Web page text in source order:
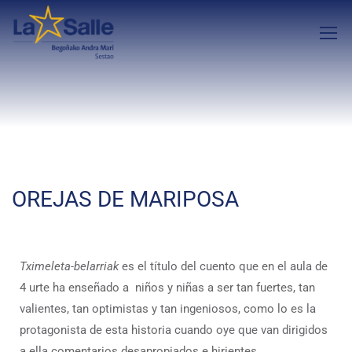
OREJAS DE MARIPOSA
Tximeleta-belarriakes el título del cuento que en el aula de
4 urte ha enseñado a niños y niñas a ser tan fuertes, tan
valientes, tan optimistas y tan ingeniosos, como lo es la
protagonista de esta historia cuando oye que van dirigidos